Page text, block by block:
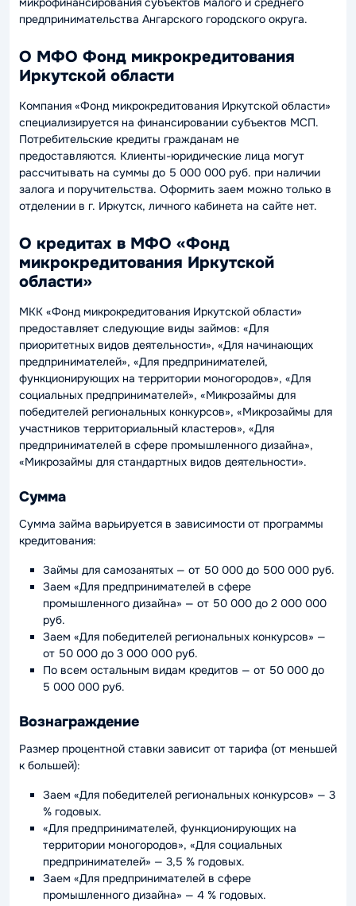
предпринимательства Ангарского городского округа.
О МФО Фонд микрокредитования
Иркутской области
Компания «Фонд микрокредитования Иркутской области»
специализируется на финансировании субъектов МСП.
Потребительские кредиты гражданам не
предоставляются. Клиенты-юридические лица могут
рассчитывать на суммы до 5 000 000 руб. при наличии
залога и поручительства. Оформить заем можно только в
отделении в г. Иркутск, личного кабинета на сайте нет.
О кредитах в МФО «Фонд
микрокредитования Иркутской
области»
МКК «Фонд микрокредитования Иркутской области»
предоставляет следующие виды займов: «Для
приоритетных видов деятельности», «Для начинающих
предпринимателей», «Для предпринимателей,
функционирующих на территории моногородов», «Для
социальных предпринимателей», «Микрозаймы для
победителей региональных конкурсов», «Микрозаймы для
участников территориальный кластеров», «Для
предпринимателей в сфере промышленного дизайна»,
«Микрозаймы для стандартных видов деятельности».
Сумма
Сумма займа варьируется в зависимости от программы
кредитования:
Займы для самозанятых — от 50 000 до 500 000 руб.
Заем «Для предпринимателей в сфере
промышленного дизайна» — от 50 000 до 2 000 000
руб.
Заем «Для победителей региональных конкурсов» —
от 50 000 до 3 000 000 руб.
По всем остальным видам кредитов — от 50 000 до
5 000 000 руб.
Вознаграждение
Размер процентной ставки зависит от тарифа (от меньшей
к большей):
Заем «Для победителей региональных конкурсов» — 3
% годовых.
«Для предпринимателей, функционирующих на
территории моногородов», «Для социальных
предпринимателей» — 3,5 % годовых.
Заем «Для предпринимателей в сфере
промышленного дизайна» — 4 % годовых.